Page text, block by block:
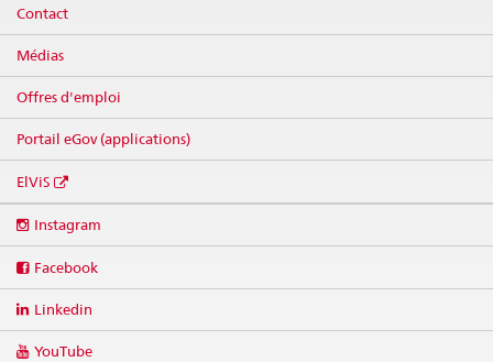
Contact
Médias
Offres d'emploi
Portail eGov (applications)
ElViS
media
Instagram
Facebook
Linkedin
YouTube